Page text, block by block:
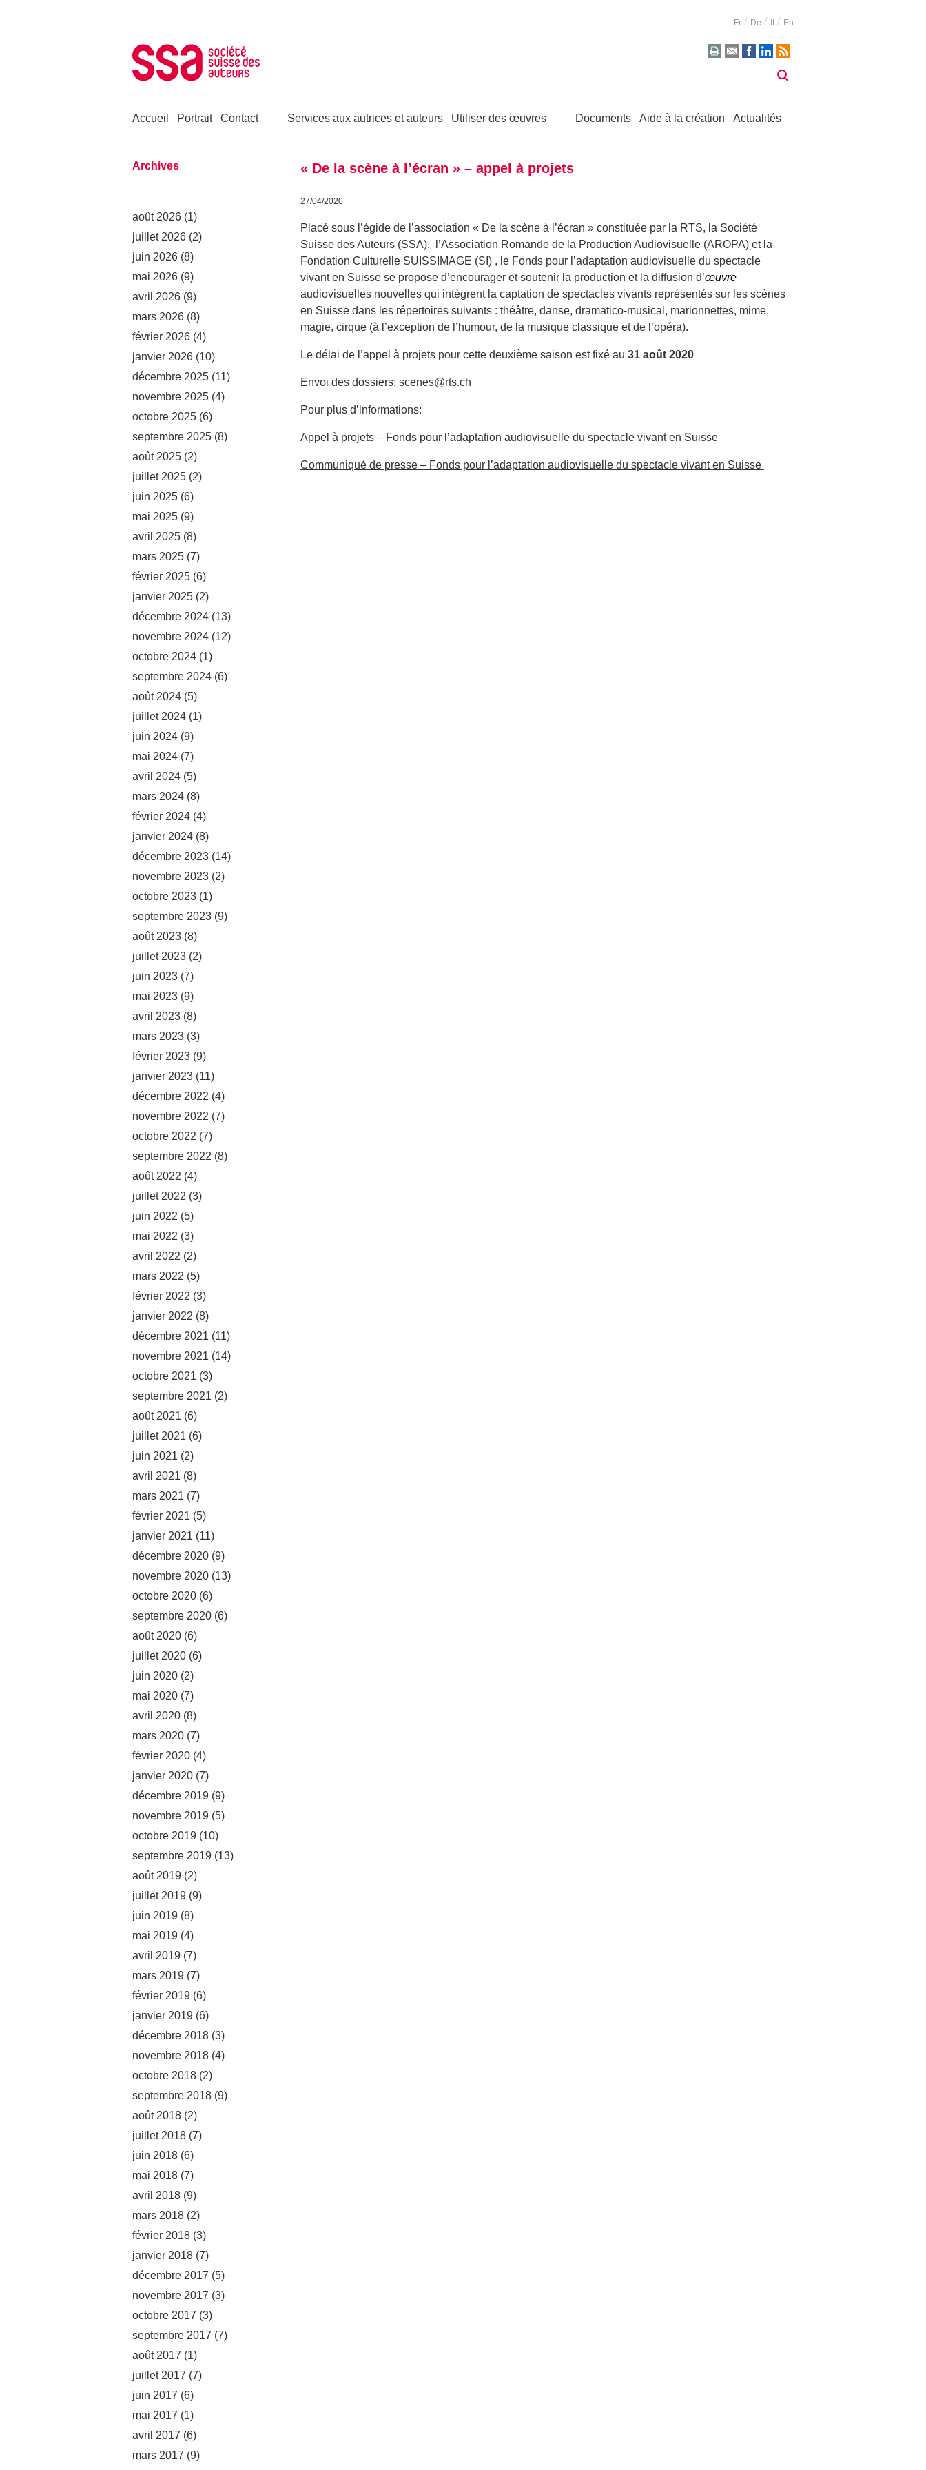
Fr De It En
Accueil Portrait Contact Services aux autrices et auteurs Utiliser des œuvres Documents Aide à la création Actualités
Archives
août 2026 (1)
juillet 2026 (2)
juin 2026 (8)
mai 2026 (9)
avril 2026 (9)
mars 2026 (8)
février 2026 (4)
janvier 2026 (10)
décembre 2025 (11)
novembre 2025 (4)
octobre 2025 (6)
septembre 2025 (8)
août 2025 (2)
juillet 2025 (2)
juin 2025 (6)
mai 2025 (9)
avril 2025 (8)
mars 2025 (7)
février 2025 (6)
janvier 2025 (2)
décembre 2024 (13)
novembre 2024 (12)
octobre 2024 (1)
septembre 2024 (6)
août 2024 (5)
juillet 2024 (1)
juin 2024 (9)
mai 2024 (7)
avril 2024 (5)
mars 2024 (8)
février 2024 (4)
janvier 2024 (8)
décembre 2023 (14)
novembre 2023 (2)
octobre 2023 (1)
septembre 2023 (9)
août 2023 (8)
juillet 2023 (2)
juin 2023 (7)
mai 2023 (9)
avril 2023 (8)
mars 2023 (3)
février 2023 (9)
janvier 2023 (11)
décembre 2022 (4)
novembre 2022 (7)
octobre 2022 (7)
septembre 2022 (8)
août 2022 (4)
juillet 2022 (3)
juin 2022 (5)
mai 2022 (3)
avril 2022 (2)
mars 2022 (5)
février 2022 (3)
janvier 2022 (8)
décembre 2021 (11)
novembre 2021 (14)
octobre 2021 (3)
septembre 2021 (2)
août 2021 (6)
juillet 2021 (6)
juin 2021 (2)
avril 2021 (8)
mars 2021 (7)
février 2021 (5)
janvier 2021 (11)
décembre 2020 (9)
novembre 2020 (13)
octobre 2020 (6)
septembre 2020 (6)
août 2020 (6)
juillet 2020 (6)
juin 2020 (2)
mai 2020 (7)
avril 2020 (8)
mars 2020 (7)
février 2020 (4)
janvier 2020 (7)
décembre 2019 (9)
novembre 2019 (5)
octobre 2019 (10)
septembre 2019 (13)
août 2019 (2)
juillet 2019 (9)
juin 2019 (8)
mai 2019 (4)
avril 2019 (7)
mars 2019 (7)
février 2019 (6)
janvier 2019 (6)
décembre 2018 (3)
novembre 2018 (4)
octobre 2018 (2)
septembre 2018 (9)
août 2018 (2)
juillet 2018 (7)
juin 2018 (6)
mai 2018 (7)
avril 2018 (9)
mars 2018 (2)
février 2018 (3)
janvier 2018 (7)
décembre 2017 (5)
novembre 2017 (3)
octobre 2017 (3)
septembre 2017 (7)
août 2017 (1)
juillet 2017 (7)
juin 2017 (6)
mai 2017 (1)
avril 2017 (6)
mars 2017 (9)
« De la scène à l’écran » – appel à projets
27/04/2020
Placé sous l’égide de l’association « De la scène à l’écran » constituée par la RTS, la Société
Suisse des Auteurs (SSA), l’Association Romande de la Production Audiovisuelle (AROPA) et la
Fondation Culturelle SUISSIMAGE (SI) , le Fonds pour l’adaptation audiovisuelle du spectacle
vivant en Suisse se propose d’encourager et soutenir la production et la diffusion d’œuvre
audiovisuelles nouvelles qui intègrent la captation de spectacles vivants représentés sur les scènes
en Suisse dans les répertoires suivants : théâtre, danse, dramatico-musical, marionnettes, mime,
magie, cirque (à l’exception de l’humour, de la musique classique et de l’opéra).
Le délai de l’appel à projets pour cette deuxième saison est fixé au 31 août 2020
Envoi des dossiers: scenes@rts.ch
Pour plus d’informations:
Appel à projets – Fonds pour l’adaptation audiovisuelle du spectacle vivant en Suisse
Communiqué de presse – Fonds pour l’adaptation audiovisuelle du spectacle vivant en Suisse